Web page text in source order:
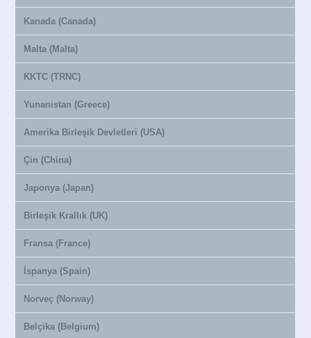
Kanada (Canada)
Malta (Malta)
KKTC (TRNC)
Yunanistan (Greece)
Amerika Birleşik Devletleri (USA)
Çin (China)
Japonya (Japan)
Birleşik Krallık (UK)
Fransa (France)
İspanya (Spain)
Norveç (Norway)
Belçika (Belgium)